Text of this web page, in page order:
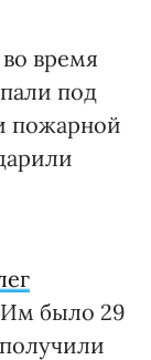
время
под
пожарной
Им было 29